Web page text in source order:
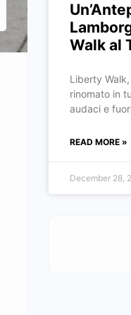
Walk al
Liberty
rinomato in
audaci e
READ MORE »
December 28,